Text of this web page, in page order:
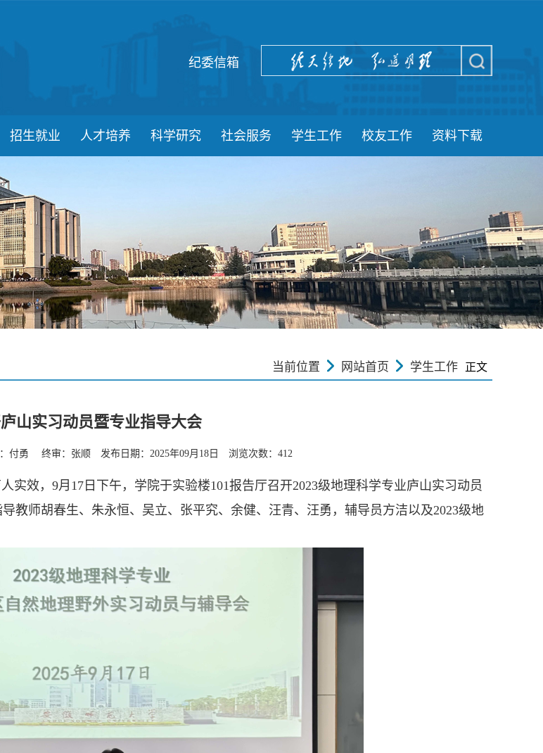
纪委信箱
招生就业 人才培养 科学研究 社会服务 学生工作 校友工作 资料下载
当前位置 网站首页 学生工作 正文
山实习动员暨专业指导大会
勇 终审：张顺 发布日期：2025年09月18日 浏览次数： 412
实效，9月17日下午，学院于实验楼101报告厅召开2023级地理科学专业庐山实习动员
教师胡春生、朱永恒、吴立、张平究、余健、汪青、 汪勇 ，辅导员方洁以及2023级地